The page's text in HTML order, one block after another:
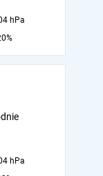
hPa
hPa